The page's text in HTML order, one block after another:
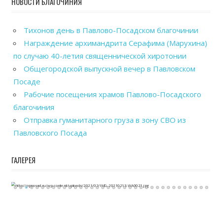
Тихонов день в Павлово-Посадском благочинии
Награждение архимандрита Серафима (Марухина)
по случаю 40-летия священнической хиротонии
Общегородской выпускной вечер в Павловском
Посаде
Рабочие посещения храмов Павлово-Посадского
благочиния
Отправка гуманитарного груза в зону СВО из
Павловского Посада
ГАЛЕРЕЯ